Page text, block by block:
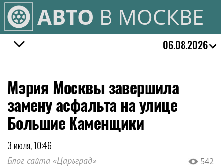
АВТО В МОСКВЕ
06.08.2026
Мэрия Москвы завершила
замену асфальта на улице
Большие Каменщики
3 июля, 10:46
Блог сайта «Царьград» 542